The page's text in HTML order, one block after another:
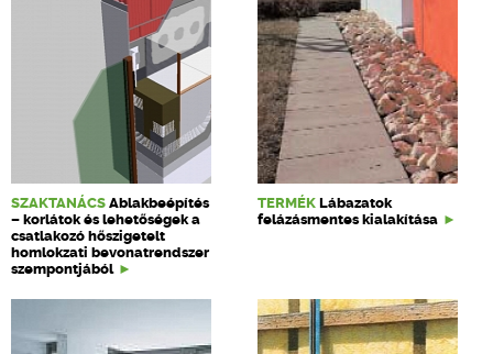
SZAKTANÁCS Ablakbeépítés
– korlátok és lehetőségek a
csatlakozó hőszigetelt
homlokzati bevonatrendszer
szempontjából
TERMÉK Lábazatok
felázásmentes kialakítása